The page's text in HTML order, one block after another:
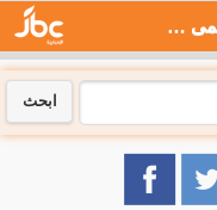
التجاعيد تملأ وجه سلمى حايك بعد ظهورها بدون مكياج والشعر الأبيض .. شاهد - جي بي سي نيوز
ابحث